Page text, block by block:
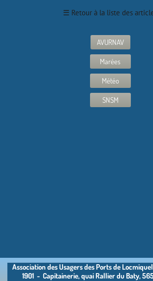
☰ Retour à la liste des
AVURNAV
Marées
Météo
SNSM
Association des Usagers des Ports de
1901 - Capitainerie, quai Rallier du Baty,